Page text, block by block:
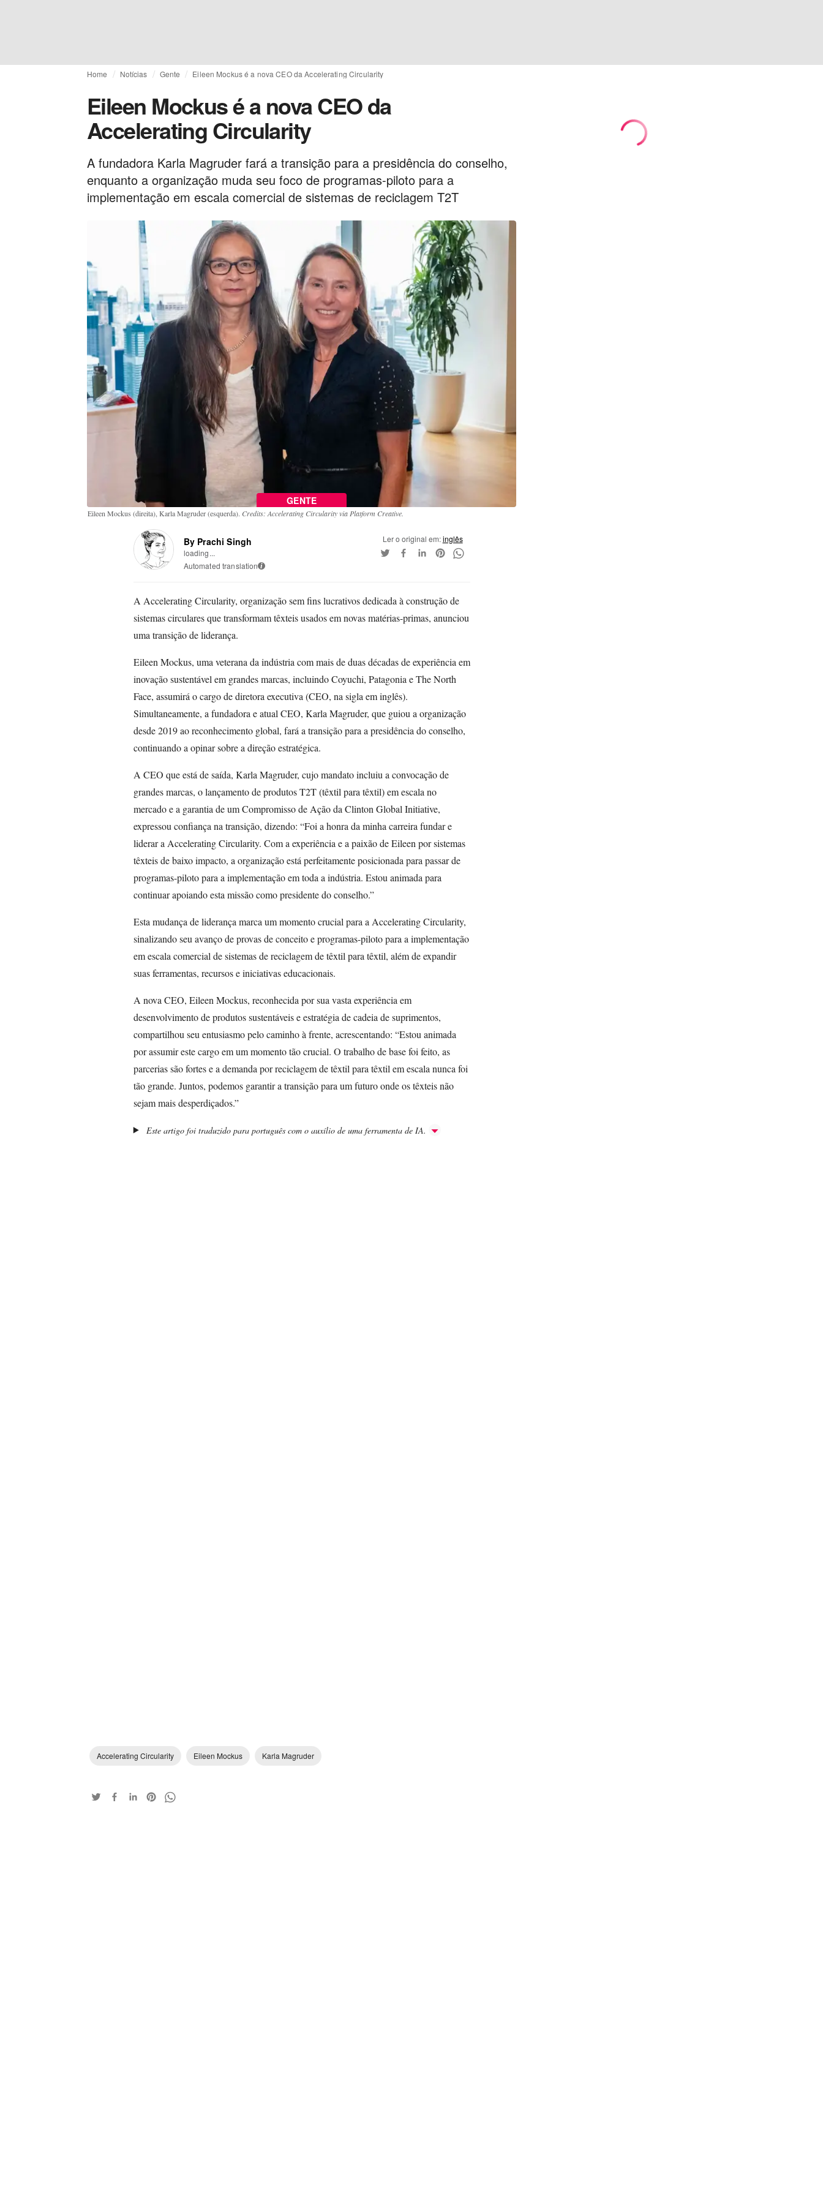
Home Notícias Gente Eileen Mockus é a nova CEO da Accelerating Circularity
Eileen Mockus é a nova CEO da
Accelerating Circularity
A fundadora Karla Magruder fará a transição para a presidência do conselho,
enquanto a organização muda seu foco de programas-piloto para a
implementação em escala comercial de sistemas de reciclagem T2T
GENTE
Eileen Mockus (direita), Karla Magruder (esquerda). Credits: Accelerating Circularity via Platform Creative.
By Prachi Singh
loading...
Automated translation i
Ler o original em:inglês
A Accelerating Circularity, organização sem fins lucrativos dedicada à construção de
sistemas circulares que transformam têxteis usados em novas matérias-primas, anunciou
uma transição de liderança.
Eileen Mockus, uma veterana da indústria com mais de duas décadas de experiência em
inovação sustentável em grandes marcas, incluindo Coyuchi, Patagonia e The North
Face, assumirá o cargo de diretora executiva (CEO, na sigla em inglês).
Simultaneamente, a fundadora e atual CEO, Karla Magruder, que guiou a organização
desde 2019 ao reconhecimento global, fará a transição para a presidência do conselho,
continuando a opinar sobre a direção estratégica.
A CEO que está de saída, Karla Magruder, cujo mandato incluiu a convocação de
grandes marcas, o lançamento de produtos T2T (têxtil para têxtil) em escala no
mercado e a garantia de um Compromisso de Ação da Clinton Global Initiative,
expressou confiança na transição, dizendo: “Foi a honra da minha carreira fundar e
liderar a Accelerating Circularity. Com a experiência e a paixão de Eileen por sistemas
têxteis de baixo impacto, a organização está perfeitamente posicionada para passar de
programas-piloto para a implementação em toda a indústria. Estou animada para
continuar apoiando esta missão como presidente do conselho.”
Esta mudança de liderança marca um momento crucial para a Accelerating Circularity,
sinalizando seu avanço de provas de conceito e programas-piloto para a implementação
em escala comercial de sistemas de reciclagem de têxtil para têxtil, além de expandir
suas ferramentas, recursos e iniciativas educacionais.
A nova CEO, Eileen Mockus, reconhecida por sua vasta experiência em
desenvolvimento de produtos sustentáveis e estratégia de cadeia de suprimentos,
compartilhou seu entusiasmo pelo caminho à frente, acrescentando: “Estou animada
por assumir este cargo em um momento tão crucial. O trabalho de base foi feito, as
parcerias são fortes e a demanda por reciclagem de têxtil para têxtil em escala nunca foi
tão grande. Juntos, podemos garantir a transição para um futuro onde os têxteis não
sejam mais desperdiçados.”
Este artigo foi traduzido para português com o auxílio de uma ferramenta de IA.
Accelerating Circularity Eileen Mockus Karla Magruder